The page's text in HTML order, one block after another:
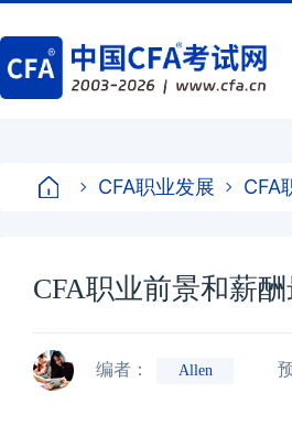
CFA职业发展 CFA
CFA职业前景和薪
编者： Allen